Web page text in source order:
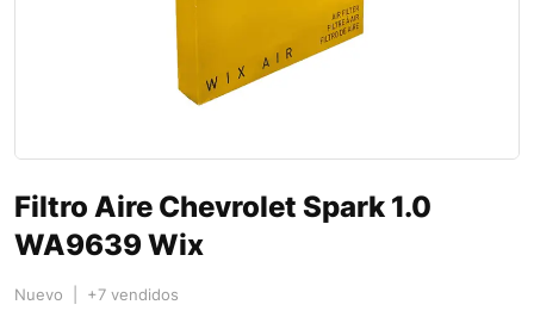
Filtro Aire Chevrolet Spark 1.0
WA9639 Wix
Nuevo | +7 vendidos